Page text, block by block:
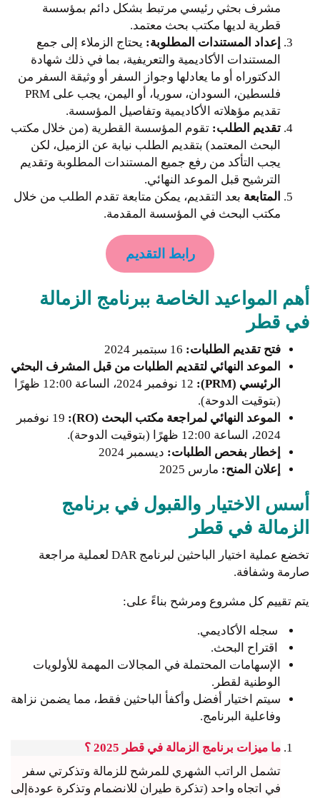
مشرف بحثي رئيسي مرتبط بشكل دائم بمؤسسة
قطرية لديها مكتب بحث معتمد.
إعداد المستندات المطلوبة: يحتاج الزملاء إلى جمع
المستندات الأكاديمية والتعريفية، بما في ذلك شهادة
الدكتوراه أو ما يعادلها وجواز السفر أو وثيقة السفر من
فلسطين، السودان، سوريا، أو اليمن، يجب على PRM
تقديم مؤهلاته الأكاديمية وتفاصيل المؤسسة.
تقديم الطلب: تقوم المؤسسة القطرية (من خلال مكتب
البحث المعتمد) بتقديم الطلب نيابة عن الزميل، لكن
يجب التأكد من رفع جميع المستندات المطلوبة وتقديم
الترشيح قبل الموعد النهائي.
المتابعة بعد التقديم، يمكن متابعة تقدم الطلب من خلال
مكتب البحث في المؤسسة المقدمة.
رابط التقديم
أهم المواعيد الخاصة ببرنامج الزمالة
في قطر
فتح تقديم الطلبات:
الموعد النهائي لتقديم الطلبات من قبل المشرف البحثي
الرئيسي (PRM):
12 نوفمبر 2024، الساعة 12:00 ظهرًا
(بتوقيت الدوحة).
الموعد النهائي لمراجعة مكتب البحث (RO):
19 نوفمبر
2024، الساعة 12:00 ظهرًا (بتوقيت الدوحة).
إخطار بفحص الطلبات: ديسمبر 2024
إعلان المنح: مارس 2025
أسس الاختيار والقبول في برنامج
الزمالة في قطر
تخضع عملية اختيار الباحثين لبرنامج DAR لعملية مراجعة
صارمة وشفافة.
يتم تقييم كل مشروع ومرشح بناءً على:
سجله الأكاديمي.
اقتراح البحث.
الإسهامات المحتملة في المجالات المهمة للأولويات
الوطنية لقطر.
سيتم اختيار أفضل وأكفأ الباحثين فقط، مما يضمن نزاهة
وفاعلية البرنامج.
ما ميزات برنامج الزمالة في قطر 2025 ؟
تشمل الراتب الشهري للمرشح للزمالة وتذكرتي سفر
في اتجاه واحد (تذكرة طيران للانضمام وتذكرة عودةإلى